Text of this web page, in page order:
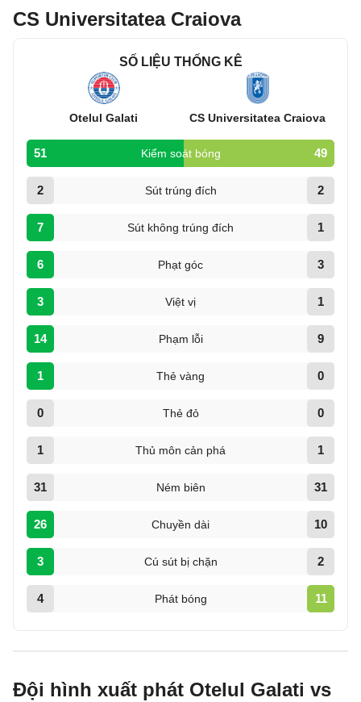
CS Universitatea Craiova
SỐ LIỆU THỐNG KÊ
Otelul Galati CS Universitatea Craiova
51 Kiểm soát bóng 49
2 Sút trúng đích 2
7 Sút không trúng đích 1
6 Phạt góc 3
3 Việt vị 1
14 Phạm lỗi 9
1 Thẻ vàng 0
0 Thẻ đỏ 0
1 Thủ môn cản phá 1
31 Ném biên 31
26 Chuyền dài 10
3 Cú sút bị chặn 2
4 Phát bóng 11
Đội hình xuất phát Otelul Galati vs